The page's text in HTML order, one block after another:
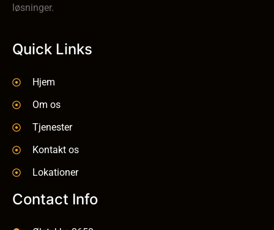
løsninger.
Quick Links
Hjem
Om os
Tjenester
Kontakt os
Lokationer
Contact Info